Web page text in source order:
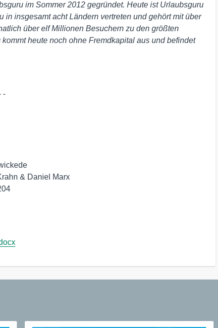
im Sommer 2012 gegründet. Heute ist Urlaubsguru
insgesamt acht Ländern vertreten und gehört mit über
über elf Millionen Besuchern zu den größten
heute noch ohne Fremdkapital aus und befindet
-
& Daniel Marx